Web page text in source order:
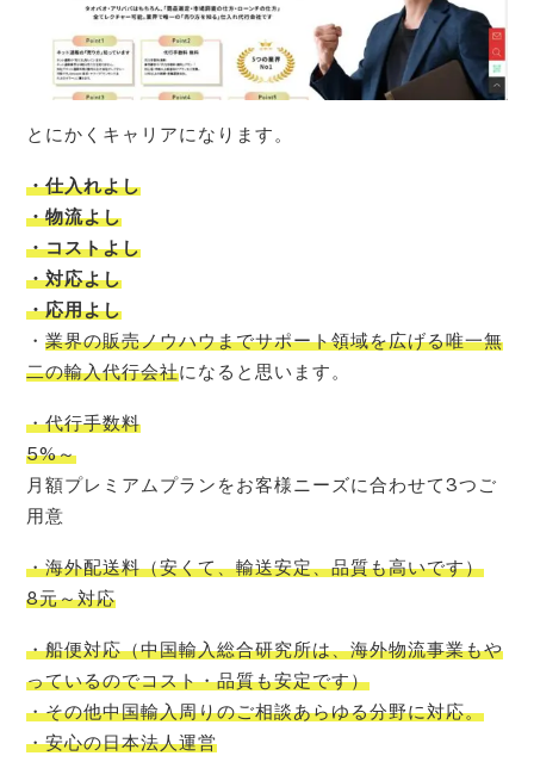
とにかくキャリアになります。
・仕入れよし
・物流よし
・コストよし
・対応よし
・応用よし
・業界の販売ノウハウまでサポート領域を広げる唯一無
二の輸入代行会社になると思います。
・代行手数料
5%～
月額プレミアムプランをお客様ニーズに合わせて3つご
用意
・海外配送料（安くて、輸送安定、品質も高いです）
8元～対応
・船便対応（中国輸入総合研究所は、海外物流事業もや
っているのでコスト・品質も安定です）
・その他中国輸入周りのご相談あらゆる分野に対応。
・安心の日本法人運営